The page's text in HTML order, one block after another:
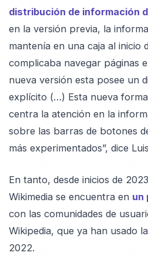
distribución de información
en la versión previa, la
mantenía en una caja al inicio
complicaba navegar páginas
nueva versión esta posee un
explícito (…) Esta nueva
centra la atención en la
sobre las barras de botones
más experimentados”, dice
En tanto, desde inicios de
Wikimedia se encuentra en un
con las comunidades de
Wikipedia, que ya han usado
2022.